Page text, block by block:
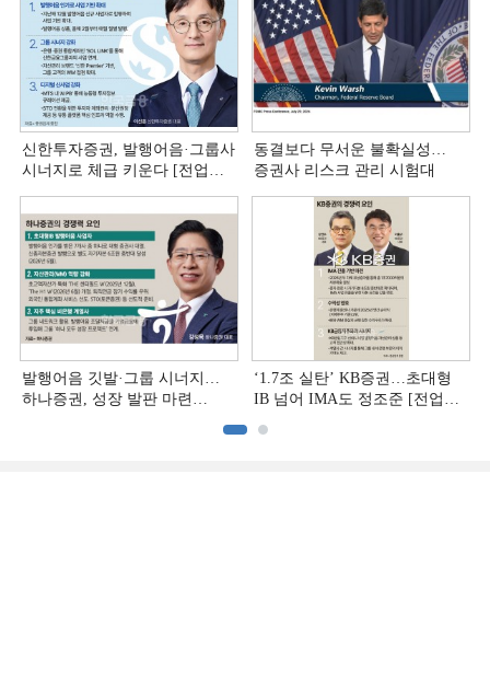
신한투자증권, 발행어음·그룹사
시너지로 체급 키운다 [전업계
동결보다 무서운 불확실성…
증권사 리스크 관리 시험대
발행어음 깃발·그룹 시너지…
하나증권, 성장 발판 마련
‘1.7조 실탄’ KB증권…초대형
IB 넘어 IMA도 정조준 [전업계